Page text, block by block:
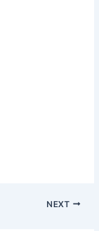
NEXT